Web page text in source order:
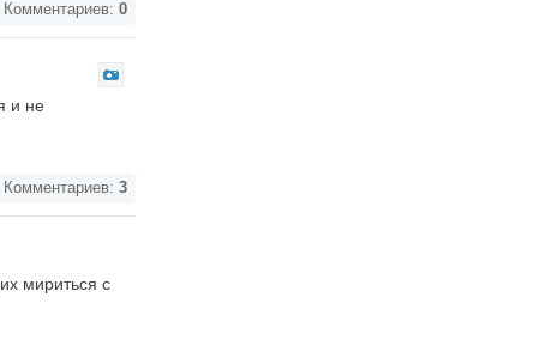
Комментариев: 0
и не
Комментариев: 3
мириться с